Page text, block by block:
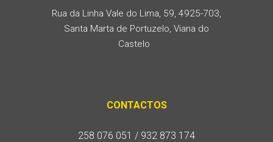
Rua da Linha Vale do Lima, 59, 4925-703,
Santa Marta de Portuzelo, Viana do
Castelo
CONTACTOS
258 076 051 / 932 873 174